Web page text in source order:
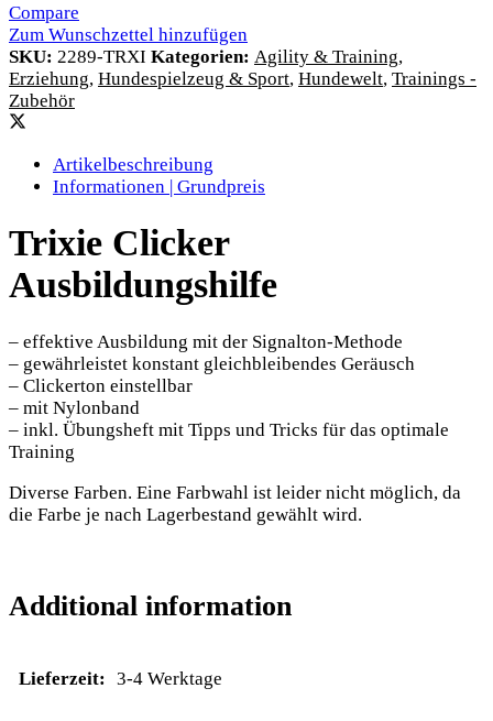
Compare
Zum Wunschzettel hinzufügen
SKU: 2289-TRXI Kategorien: Agility & Training,
Erziehung, Hundespielzeug & Sport, Hundewelt, Trainings -
Zubehör
Artikelbeschreibung
Informationen | Grundpreis
Trixie Clicker
Ausbildungshilfe
– effektive Ausbildung mit der Signalton-Methode
– gewährleistet konstant gleichbleibendes Geräusch
– Clickerton einstellbar
– mit Nylonband
– inkl. Übungsheft mit Tipps und Tricks für das optimale
Training
Diverse Farben. Eine Farbwahl ist leider nicht möglich, da
die Farbe je nach Lagerbestand gewählt wird.
Additional information
Lieferzeit: 3-4 Werktage